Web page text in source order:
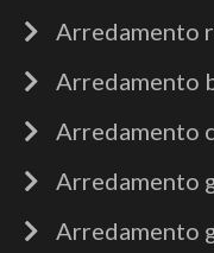
Arredamento
Arredamento
Arredamento
Arredamento
Arredamento